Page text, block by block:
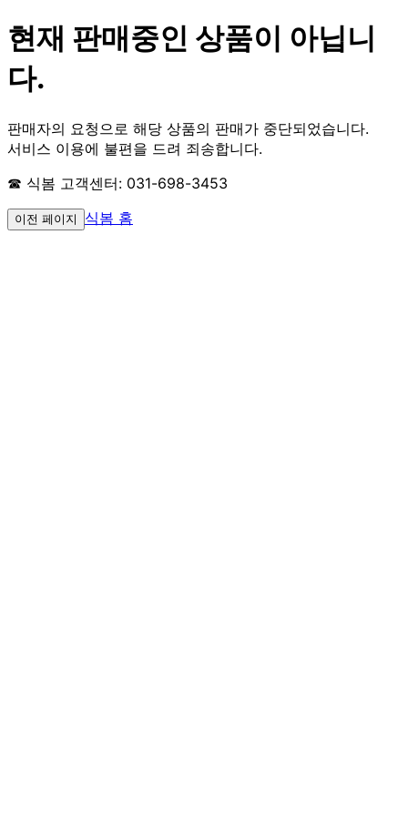
현재 판매중인 상품이 아닙니
다.
판매자의 요청으로 해당 상품의 판매가 중단되었습니다.
서비스 이용에 불편을 드려 죄송합니다.
☎ 식봄 고객센터: 031-698-3453
이전 페이지 식봄 홈